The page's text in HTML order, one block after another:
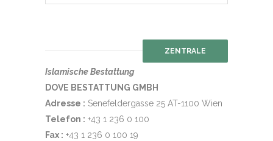
ZENTRALE
Islamische Bestattung
DOVE BESTATTUNG GMBH
Adresse : Senefeldergasse 25 AT-1100 Wien
Telefon : +43 1 236 0 100
Fax : +43 1 236 0 100 19